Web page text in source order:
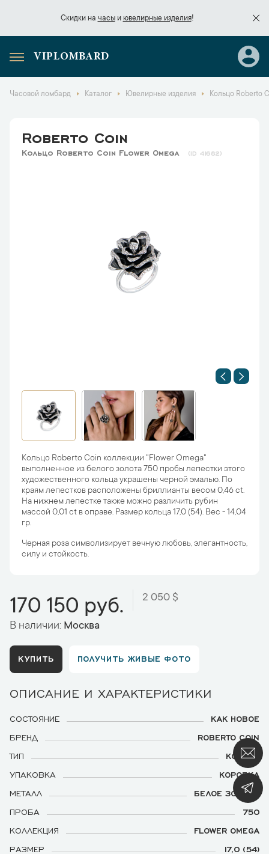
Скидки на часыи ювелирные изделия!
Скидки начасы
VIPLOMBARD
Часовой ломбард Каталог Ювелирные изделия Кольцо Roberto
Roberto Coin
Кольцо Roberto Coin Flower Omega 41682
Кольцо Roberto Coin коллекции "Flower Omega"
выполненное из белого золота 750 пробы лепестки этого
художественного кольца украшены черной эмалью. По
краям лепестков расположены бриллианты весом 0,46 ct.
На нижнем лепестке также можно различить рубин
массой 0,01 ct в оправе. Размер кольца 17,0 (54). Вес - 14,04
гр.
Черная роза символизирует вечную любовь, элегантность,
силу и стойкость.
170 150 руб. 2 050 $
В наличии: Москва
КУПИТЬ ПОЛУЧИТЬ ЖИВЫЕ ФОТО
ОПИСАНИЕ И ХАРАКТЕРИСТИКИ
СОСТОЯНИЕ
КАК НОВОЕ
БРЕНД
ROBERTO COIN
ТИП
КОЛЬЦО
УПАКОВКА
КОРОБКА
МЕТАЛЛ
БЕЛОЕ ЗОЛОТО
ПРОБА
750
КОЛЛЕКЦИЯ
FLOWER OMEGA
РАЗМЕР
17,0 (54)